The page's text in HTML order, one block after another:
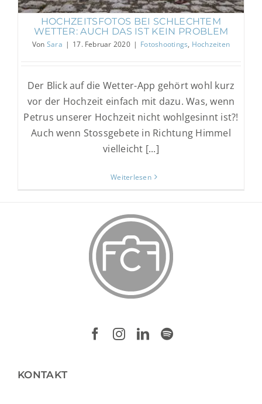
HOCHZEITSFOTOS BEI SCHLECHTEM
WETTER: AUCH DAS IST KEIN PROBLEM
Von Sara | 17. Februar 2020 | Fotoshootings, Hochzeiten
Der Blick auf die Wetter-App gehört wohl kurz
vor der Hochzeit einfach mit dazu. Was, wenn
Petrus unserer Hochzeit nicht wohlgesinnt ist?!
Auch wenn Stossgebete in Richtung Himmel
vielleicht [...]
Weiterlesen
KONTAKT